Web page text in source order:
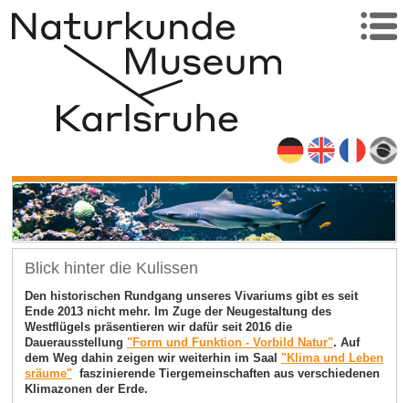
Blick hinter die Kulissen
Den historischen Rundgang unseres Vivariums gibt es seit
Ende 2013 nicht mehr. Im Zuge der Neugestaltung des
Westflügels präsentieren wir dafür seit 2016 die
Dauerausstellung "Form und Funktion - Vorbild Natur". Auf
dem Weg dahin zeigen wir weiterhin im Saal "Klima und Leben
sräume"faszinierende Tiergemeinschaften aus verschiedenen
Klimazonen der Erde.